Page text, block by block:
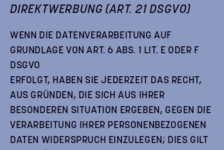
DIREKTWERBUNG (ART. 21 DSGVO)
WENN DIE DATENVERARBEITUNG AUF
GRUNDLAGE VON ART. 6 ABS. 1 LIT. E ODER F
DSGVO
ERFOLGT, HABEN SIE JEDERZEIT DAS RECHT,
AUS GRÜNDEN, DIE SICH AUS IHRER
BESONDEREN SITUATION ERGEBEN, GEGEN DIE
VERARBEITUNG IHRER PERSONENBEZOGENEN
DATEN WIDERSPRUCH EINZULEGEN; DIES GILT